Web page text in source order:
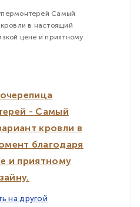
Самый
в настоящий
цене и приятному
- Самый
кровли в
благодаря
и приятному
на другой